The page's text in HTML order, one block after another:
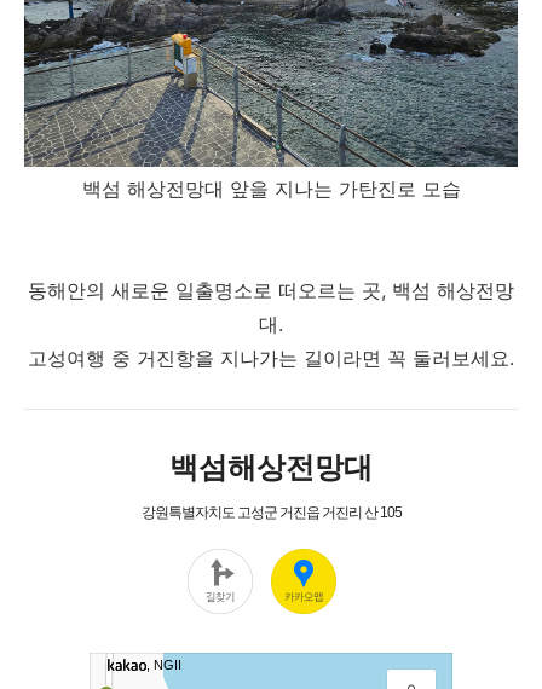
백섬 해상전망대 앞을 지나는 가탄진로 모습
동해안의 새로운 일출명소로 떠오르는 곳, 백섬 해상전망
대.
고성여행 중 거진항을 지나가는 길이라면 꼭 둘러보세요.